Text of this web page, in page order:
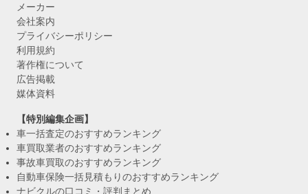
メーカー
会社案内
プライバシーポリシー
利用規約
著作権について
広告掲載
媒体資料
【特別編集企画】
車一括査定のおすすめランキング
車買取業者のおすすめランキング
事故車買取のおすすめランキング
自動車保険一括見積もりのおすすめランキング
ナビクルの口コミ・評判まとめ